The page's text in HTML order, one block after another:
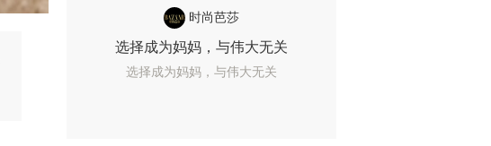
时尚芭莎
选择成为妈妈，与伟大无关
选择成为妈妈，与伟大无关